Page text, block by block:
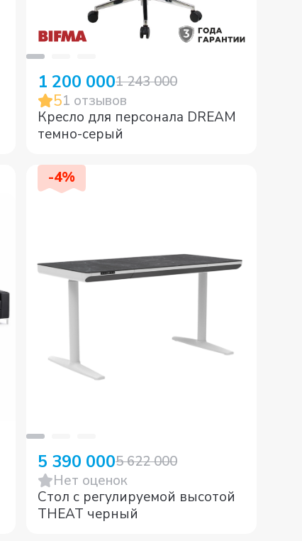
1 200 0001 243 000
51 отзывов
Кресло для персонала DREAM
темно-серый
-4%
5 390 0005 622 000
Нет оценок
Стол с регулируемой высотой
THEAT черный